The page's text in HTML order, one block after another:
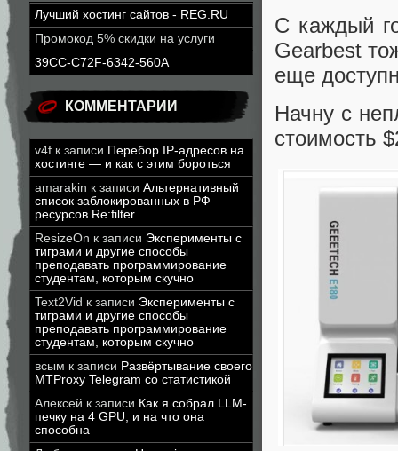
Лучший хостинг сайтов - REG.RU
Промокод 5% скидки на услуги
39CC-C72F-6342-560A
КОММЕНТАРИИ
v4f к записи Перебор IP-адресов на
хостинге — и как с этим бороться
amarakin к записи Альтернативный
список заблокированных в РФ
ресурсов Re:filter
ResizeOn к записи Эксперименты с
тиграми и другие способы
преподавать программирование
студентам, которым скучно
Text2Vid к записи Эксперименты с
тиграми и другие способы
преподавать программирование
студентам, которым скучно
всым к записи Развёртывание своего
MTProxy Telegram со статистикой
Алексей к записи Как я собрал LLM-
печку на 4 GPU, и на что она
способна
С каждый
Gearbest
еще
Начну с
стоимость